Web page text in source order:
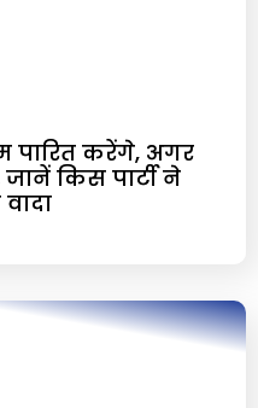
पारित करेंगे, अगर
किस पार्टी ने